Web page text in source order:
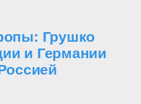
Грушко
и Германии